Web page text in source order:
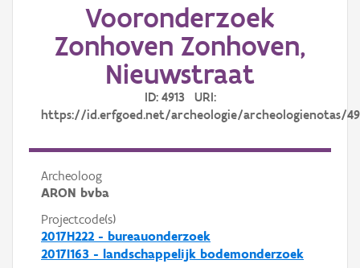
Vooronderzoek
Zonhoven Zonhoven,
Nieuwstraat
ID: 4913 URI:
https://id.erfgoed.net/archeologie/archeologienotas/
Archeoloog
ARON bvba
Projectcode(s)
2017H222 - bureauonderzoek
2017I163 - landschappelijk bodemonderzoek